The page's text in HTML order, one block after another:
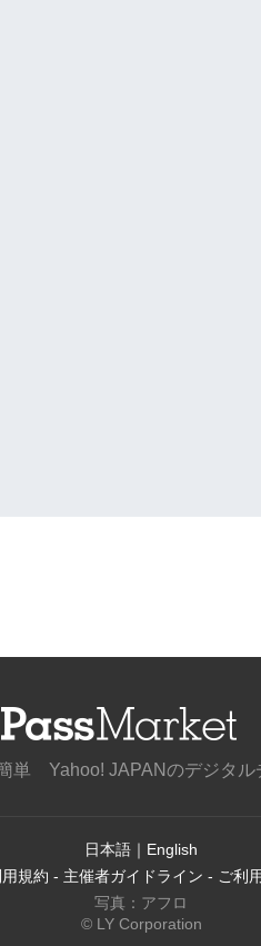
単 Yahoo! JAPANのデジタル
日本語 ｜ English
規約 - 主催者ガイドライン - ご利
写真：アフロ
© LY Corporation